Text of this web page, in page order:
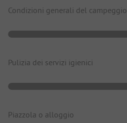
Condizioni generali del campeggio
Pulizia dei servizi igienici
Piazzola o alloggio